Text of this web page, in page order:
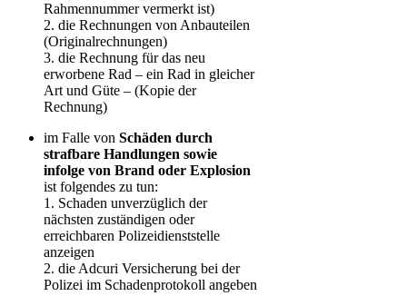
Rahmennummer vermerkt ist)
2. die Rechnungen von Anbauteilen
(Originalrechnungen)
3. die Rechnung für das neu
erworbene Rad – ein Rad in gleicher
Art und Güte – (Kopie der
Rechnung)
im Falle von Schäden durch
strafbare Handlungen sowie
infolge von Brand oder Explosion
ist folgendes zu tun:
1. Schaden unverzüglich der
nächsten zuständigen oder
erreichbaren Polizeidienststelle
anzeigen
2. die Adcuri Versicherung bei der
Polizei im Schadenprotokoll angeben